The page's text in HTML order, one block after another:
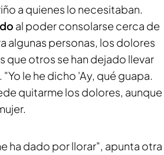
a quienes lo necesitaban.
al poder consolarse cerca de
algunas personas, los dolores
que otros se han dejado llevar
le he dicho 'Ay, qué guapa.
quitarme los dolores, aunque
ha dado por llorar", apunta otra